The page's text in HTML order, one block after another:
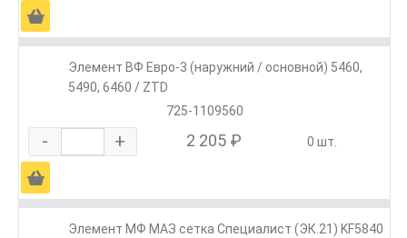
Ä
Элемент ВФ Евро-3 (наружний / основной) 5460,
5490, 6460 / ZTD
725-1109560
- + 2 205 ₽ 0 шт.
Ä
Элемент МФ МАЗ сетка Специалист (ЭК.21) KF5840